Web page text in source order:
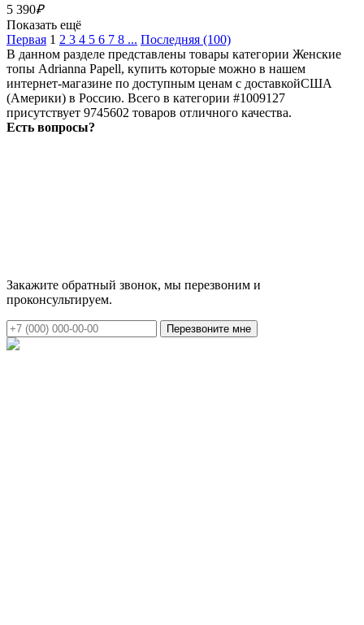
5 390₽
Показать ещё
Первая 1 2 3 4 5 6 7 8 ... Последняя (100)
В данном разделе представлены товары категории Женские
топы Adrianna Papell, купить которые можно в нашем
интернет-магазине по доступным ценам с доставкойСША
(Америки) в Россию. Всего в категории #1009127
присутствует 9745602 товаров отличного качества.
Есть вопросы?
Закажите обратный звонок, мы перезвоним и
проконсультируем.